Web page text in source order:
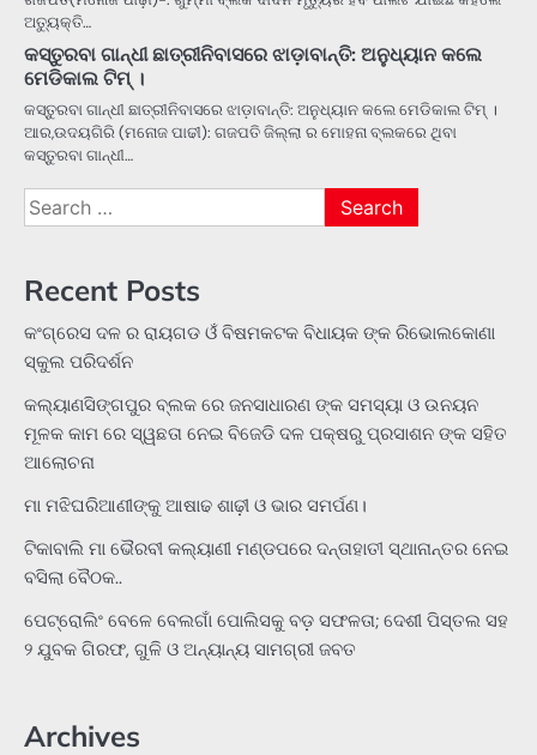
ଅତ୍ୟୁକ୍ତି…
କସ୍ତୁରବା ଗାନ୍ଧୀ ଛାତ୍ରୀନିବାସରେ ଝାଡ଼ାବାନ୍ତି: ଅନୁଧ୍ୟାନ କଲେ
ମେଡିକାଲ ଟିମ୍ ।
କସ୍ତୁରବା ଗାନ୍ଧୀ ଛାତ୍ରୀନିବାସରେ ଝାଡ଼ାବାନ୍ତି: ଅନୁଧ୍ୟାନ କଲେ ମେଡିକାଲ ଟିମ୍ ।
ଆର,ଉଦୟଗିରି (ମନୋଜ ପାଢୀ): ଗଜପତି ଜିଲ୍ଲା ର ମୋହନା ବ୍ଲକରେ ଥିବା
କସ୍ତୁରବା ଗାନ୍ଧୀ…
Search
for:
Recent Posts
କଂଗ୍ରେସ ଦଳ ର ରାୟଗଡ ଓଁ ବିଷମକଟକ ବିଧାୟକ ଙ୍କ ରିଭୋଲକୋଣା
ସ୍କୁଲ ପରିଦର୍ଶନ
କଲ୍ୟାଣସିଙ୍ଗପୁର ବ୍ଲକ ରେ ଜନସାଧାରଣ ଙ୍କ ସମସ୍ୟା ଓ ଉନୟନ
ମୂଳକ କାମ ରେ ସ୍ୱଛତା ନେଇ ବିଜେଡି ଦଳ ପକ୍ଷରୁ ପ୍ରସାଶନ ଙ୍କ ସହିତ
ଆଲୋଚନା
ମା ମଝିଘରିଆଣୀଙ୍କୁ ଆଷାଢ ଶାଢ଼ୀ ଓ ଭାର ସମର୍ପଣ।
ଟିକାବାଲି ମା ଭୈରବୀ କଲ୍ୟାଣୀ ମଣ୍ଡପରେ ଦନ୍ତାହାତୀ ସ୍ଥାନାନ୍ତର ନେଇ
ବସିଲା ବୈଠକ..
ପେଟ୍ରୋଲିଂ ବେଳେ ବେଲଗାଁ ପୋଲିସକୁ ବଡ଼ ସଫଳତା; ଦେଶୀ ପିସ୍ତଲ ସହ
୨ ଯୁବକ ଗିରଫ, ଗୁଳି ଓ ଅନ୍ୟାନ୍ୟ ସାମଗ୍ରୀ ଜବତ
Archives